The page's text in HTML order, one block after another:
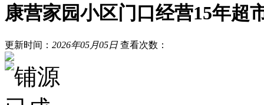
康营家园小区门口经营15年超
更新时间： 2026年05月05日 查看次数：